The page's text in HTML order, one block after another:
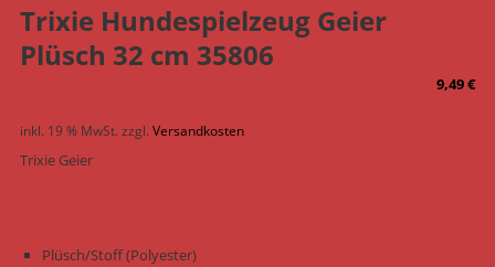
Trixie Hundespielzeug Geier
Plüsch 32 cm 35806
9,49€
inkl. 19 % MwSt. zzgl. Versandkosten
Trixie Geier
Plüsch/Stoff (Polyester)